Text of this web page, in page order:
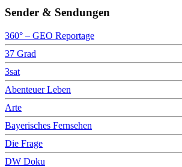
Sender & Sendungen
360° – GEO Reportage
37 Grad
3sat
Abenteuer Leben
Arte
Bayerisches Fernsehen
Die Frage
DW Doku